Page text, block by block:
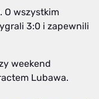
O wszystkim
3:0 i zapewnili
weekend
Lubawa.